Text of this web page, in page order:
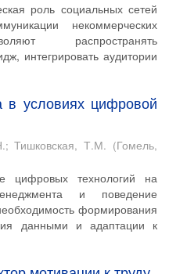
роль социальных сетей
некоммерческих
распространять
интегрировать аудитории
условиях цифровой
;Тишковская, Т.М. (Гомель,
цифровых технологий на
и поведение
формирования
данными и адаптации к